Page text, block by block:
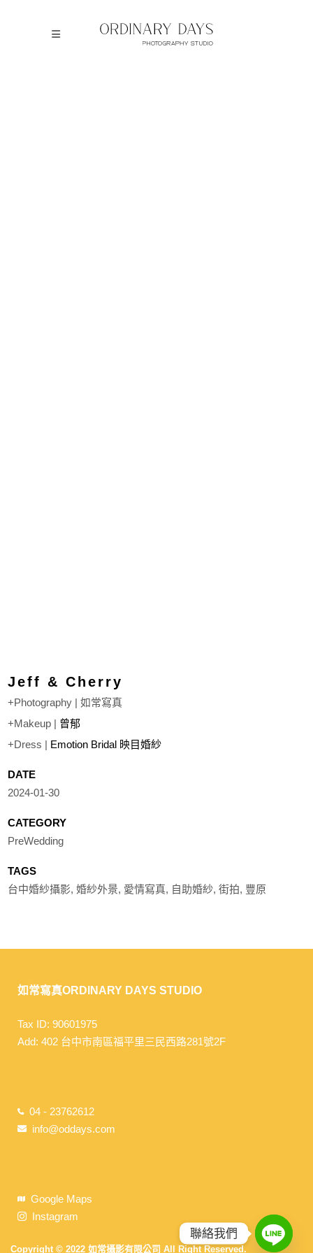
Jeff & Cherry
+Photography | 如常寫真
+Makeup | 曾郁
+Dress | Emotion Bridal 映目婚紗
DATE
2024-01-30
CATEGORY
PreWedding
TAGS
台中婚紗攝影, 婚紗外景, 愛情寫真, 自助婚紗, 街拍, 豐原
如常寫真ORDINARY DAYS STUDIO
Tax ID: 90601975
Add: 402 台中市南區福平里三民西路281號2F
04 - 23762612
info@oddays.com
Google Maps
Instagram
Copyright © 2022 如常攝影有限公司 All Right Reserved.
聯絡我們